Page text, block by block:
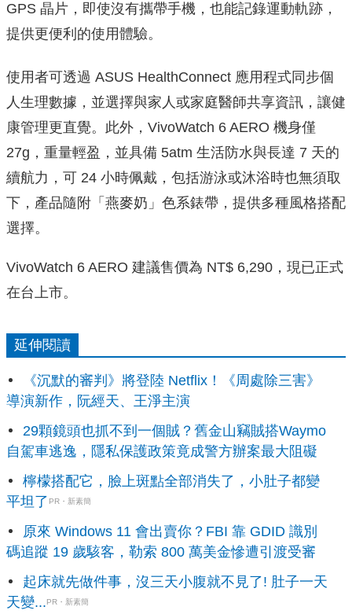
GPS 晶片，即使沒有攜帶手機，也能記錄運動軌跡，
提供更便利的使用體驗。
使用者可透過 ASUS HealthConnect 應用程式同步個
人生理數據，並選擇與家人或家庭醫師共享資訊，讓健
康管理更直覺。此外，VivoWatch 6 AERO 機身僅
27g，重量輕盈，並具備 5atm 生活防水與長達 7 天的
續航力，可 24 小時佩戴，包括游泳或沐浴時也無須取
下，產品隨附「燕麥奶」色系錶帶，提供多種風格搭配
選擇。
VivoWatch 6 AERO 建議售價為 NT$ 6,290，現已正式
在台上市。
延伸閱讀
《沉默的審判》將登陸 Netflix！《周處除三害》
導演新作，阮經天、王淨主演
29顆鏡頭也抓不到一個賊？舊金山竊賊搭Waymo
自駕車逃逸，隱私保護政策竟成警方辦案最大阻礙
檸檬搭配它，臉上斑點全部消失了，小肚子都變
平坦了 PR・新素簡
原來 Windows 11 會出賣你？FBI 靠 GDID 識別
碼追蹤 19 歲駭客，勒索 800 萬美金慘遭引渡受審
起床就先做件事，沒三天小腹就不見了! 肚子一天
天變...PR・新素簡